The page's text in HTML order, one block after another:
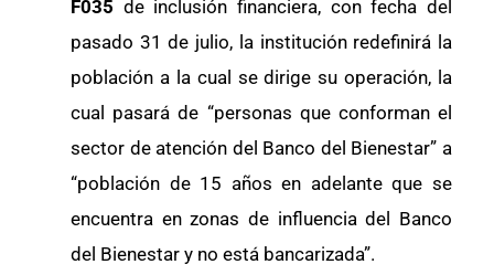
F035 de inclusión financiera, con fecha del
pasado 31 de julio, la institución redefinirá la
población a la cual se dirige su operación, la
cual pasará de “personas que conforman el
sector de atención del Banco del Bienestar” a
“población de 15 años en adelante que se
encuentra en zonas de influencia del Banco
del Bienestar y no está bancarizada”.